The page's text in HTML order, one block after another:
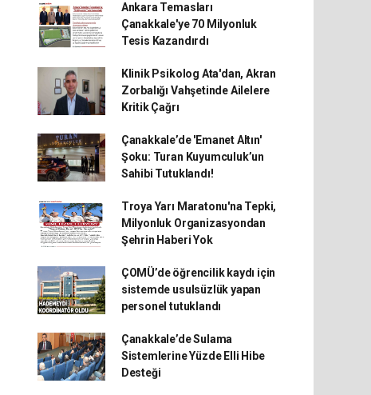
Ankara Temasları
Çanakkale'ye 70 Milyonluk
Tesis Kazandırdı
Klinik Psikolog Ata'dan, Akran
Zorbalığı Vahşetinde Ailelere
Kritik Çağrı
Çanakkale’de 'Emanet Altın'
Şoku: Turan Kuyumculuk’un
Sahibi Tutuklandı!
Troya Yarı Maratonu'na Tepki,
Milyonluk Organizasyondan
Şehrin Haberi Yok
ÇOMÜ’de öğrencilik kaydı için
sistemde usulsüzlük yapan
personel tutuklandı
Çanakkale’de Sulama
Sistemlerine Yüzde Elli Hibe
Desteği